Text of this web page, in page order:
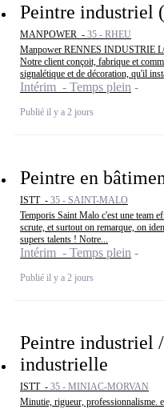
Peintre industriel
MANPOWER - 35 - RHEU
Manpower RENNES INDUSTRIE
Notre client conçoit, fabrique et
signalétique et de décoration, qu'il
Intérim - Temps plein
Publié il y a 2 jours
Peintre en
ISTT - 35 - SAINT-MALO
Temporis Saint Malo c'est une team
scrute, et surtout on remarque, on
supers talents ! Notre...
Intérim - Temps plein
Publié il y a 2 jours
Peintre industriel
industrielle
ISTT - 35 - MINIAC-MORVAN
Minutie, rigueur, professionnalisme.